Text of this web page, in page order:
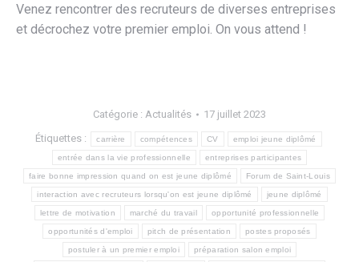
Venez rencontrer des recruteurs de diverses entreprises
et décrochez votre premier emploi. On vous attend !
Catégorie : Actualités 17 juillet 2023
Étiquettes : carrière compétences CV emploi jeune diplômé
entrée dans la vie professionnelle entreprises participantes
faire bonne impression quand on est jeune diplômé Forum de Saint-Louis
interaction avec recruteurs lorsqu'on est jeune diplômé jeune diplômé
lettre de motivation marché du travail opportunité professionnelle
opportunités d'emploi pitch de présentation postes proposés
postuler à un premier emploi préparation salon emploi